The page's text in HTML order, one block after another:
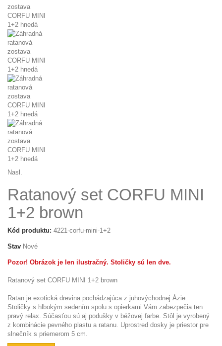
Nasl.
Ratanový set CORFU MINI
1+2 brown
Kód produktu: 4221-corfu-mini-1+2
Stav Nové
Pozor! Obrázok je len ilustračný. Stoličky sú len dve.
Ratanový set CORFU MINI 1+2 brown
Ratan je exotická drevina pochádzajúca z juhovýchodnej Ázie.
Stoličky s hlbokým sedením spolu s opierkami Vám zabezpečia ten
pravý relax. Súčasťou sú aj podušky v béžovej farbe. Stôl je vyrobený
z kombinácie pevného plastu a ratanu. Uprostred dosky je priestor pre
slnečník s priemerom 5 cm.